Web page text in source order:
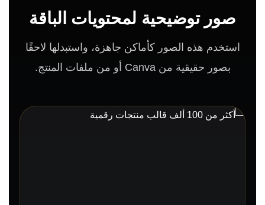
صور توضيحية لمحتويات الباقة
استخدم هذه الصور كأماكن جاهزة، واستبدلها لاحقًا
بصور حقيقية من Canva أو من ملفات المنتج.